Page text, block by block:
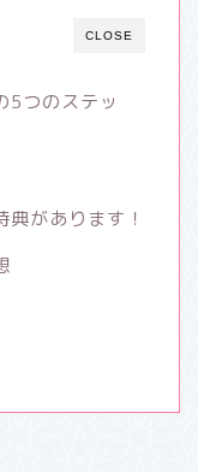
CLOSE
5つのステッ
があります！